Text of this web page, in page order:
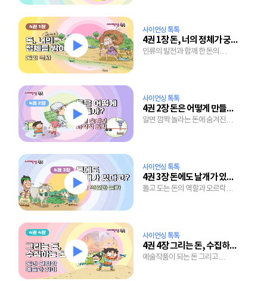
사이언싱 톡톡
4권 1장 돈, 너의 정체가 궁금해!
인류의 발전과 함께 한 돈의
사이언싱 톡톡
4권 2장 돈은 어떻게 만들어질까?
알면 깜짝 놀라는 돈에 숨겨진
사이언싱 톡톡
4권 3장 돈에도 날개가 있다고?
돌고 도는 돈의 역할과 오르락
사이언싱 톡톡
4권 4장 그리는 돈, 수집하는 돈
예술작품이 되는 돈 그리고